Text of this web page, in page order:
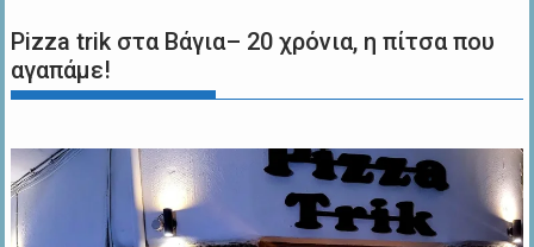
Pizza trik στα Βάγια– 20 χρόνια, η πίτσα που
αγαπάμε!